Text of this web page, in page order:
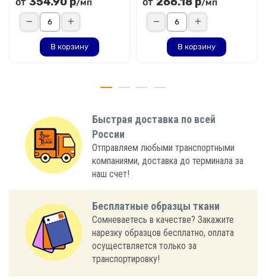
/мп
В корзину
/мп
В корзину
Быстрая доставка по всей
России
Отправляем любыми транспортными
компаниями, доставка до терминала за
наш счет!
Бесплатные образцы ткани
Сомневаетесь в качестве? Закажите
нарезку образцов бесплатно, оплата
осуществляется только за
транспортировку!